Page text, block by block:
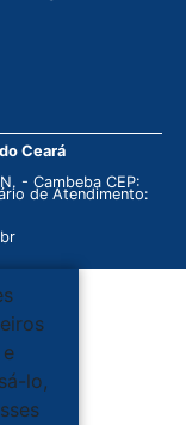
Ceará
- Cambeba CEP:
de Atendimento:
lo,